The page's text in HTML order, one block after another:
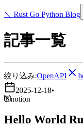
＼ Rust Go Python Blog
記事一覧
絞り込み:OpenAPI
2025-12-18•
notion
Hello World